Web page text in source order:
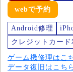
webで予約
Android修理
クレジットカード
ゲーム機修理はこ
データ復旧はこち